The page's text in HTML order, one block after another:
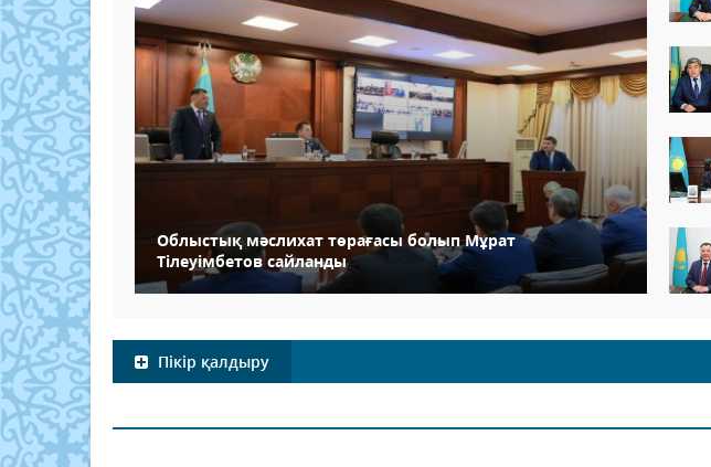
Облыстық мәслихат төрағасы болып Мұрат
Тілеуімбетов сайланды
Пікір қалдыру